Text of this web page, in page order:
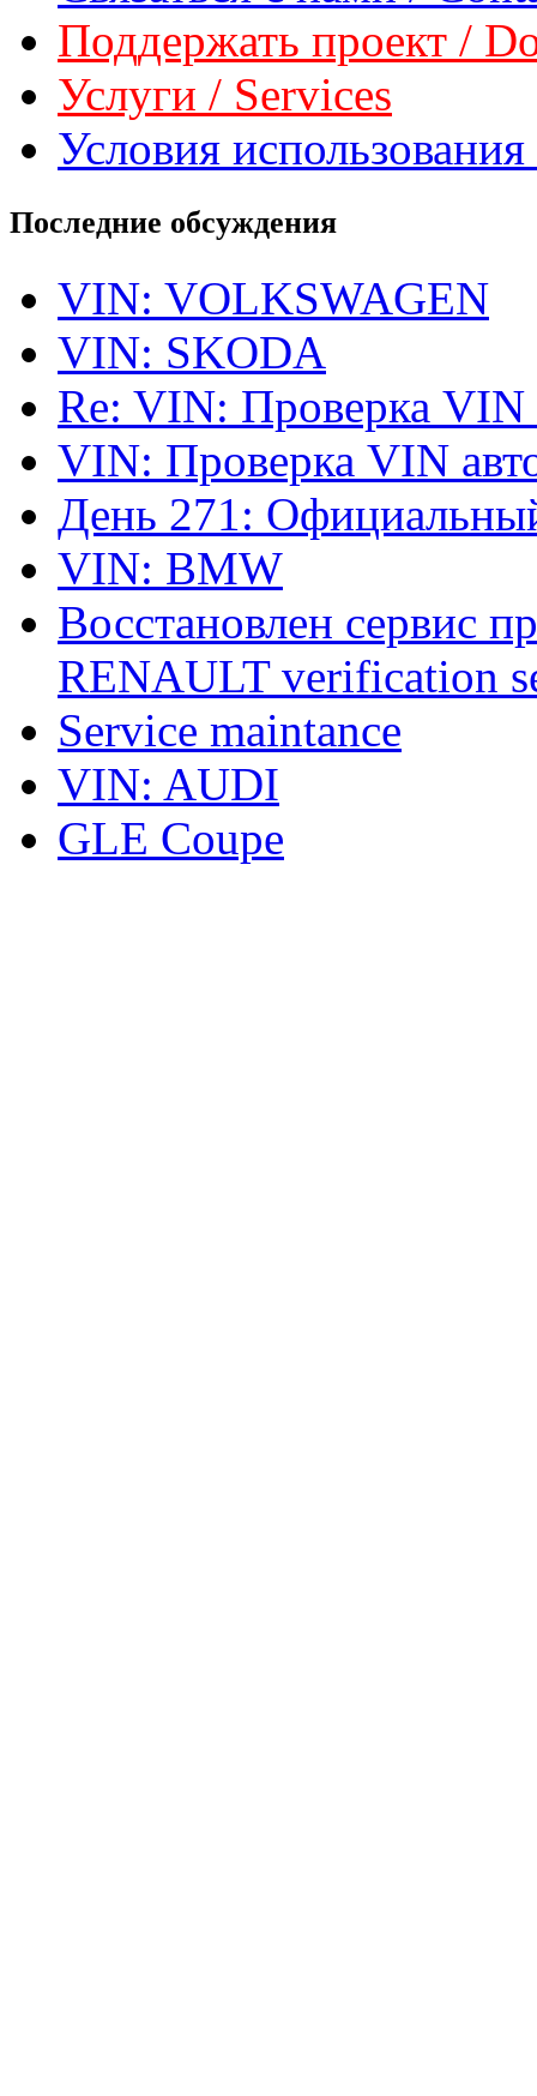
Поддержать проект /
Услуги / Services
Условия
Последние обсуждения
VIN: VOLKSWAGEN
VIN: SKODA
Re: VIN: Проверка VIN
VIN: Проверка VIN
День 271:
VIN: BMW
Восстановлен сервис
RENAULT verification
Service maintance
VIN: AUDI
GLE Coupe